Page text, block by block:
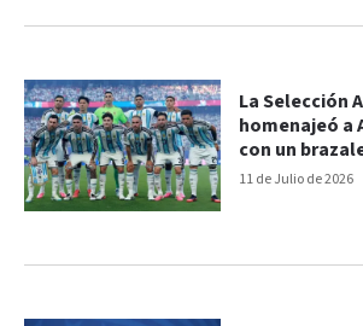
11 de Julio de 2026
La Selección
homenajeó a
con un
Suiza en el